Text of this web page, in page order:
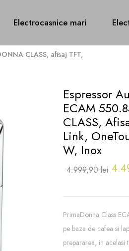
Electrocasnice mari
CLASS, afisaj TFT,
Espressor
ECAM
CLASS,
Link,
W, Inox
4.999,90 lei
PrimaDonna Class
pe baza de cafea si
prepararea, in acelasi